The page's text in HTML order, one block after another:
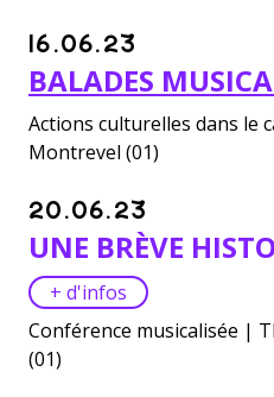
16.06.23
BALADES
Actions culturelles dans le
Montrevel (01)
20.06.23
UNE BRÈVE
+ d'infos
Conférence musicalisée |
(01)